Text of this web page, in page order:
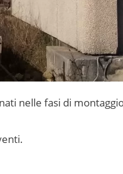
nelle fasi di